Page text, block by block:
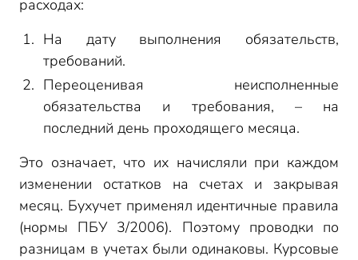
расходах:
На дату выполнения обязательств,
требований.
Переоценивая неисполненные
обязательства и требования, – на
последний день проходящего месяца.
Это означает, что их начисляли при каждом
изменении остатков на счетах и закрывая
месяц. Бухучет применял идентичные правила
(нормы ПБУ 3/2006). Поэтому проводки по
разницам в учетах были одинаковы. Курсовые